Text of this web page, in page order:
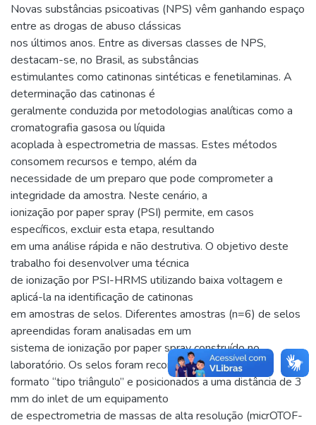
Novas substâncias psicoativas (NPS) vêm ganhando espaço
entre as drogas de abuso clássicas
nos últimos anos. Entre as diversas classes de NPS,
destacam-se, no Brasil, as substâncias
estimulantes como catinonas sintéticas e fenetilaminas. A
determinação das catinonas é
geralmente conduzida por metodologias analíticas como a
cromatografia gasosa ou líquida
acoplada à espectrometria de massas. Estes métodos
consomem recursos e tempo, além da
necessidade de um preparo que pode comprometer a
integridade da amostra. Neste cenário, a
ionização por paper spray (PSI) permite, em casos
específicos, excluir esta etapa, resultando
em uma análise rápida e não destrutiva. O objetivo deste
trabalho foi desenvolver uma técnica
de ionização por PSI-HRMS utilizando baixa voltagem e
aplicá-la na identificação de catinonas
em amostras de selos. Diferentes amostras (n=6) de selos
apreendidas foram analisadas em um
sistema de ionização por paper spray construído no
laboratório. Os selos foram recortados em
formato “tipo triângulo” e posicionados a uma distância de 3
mm do inlet de um equipamento
de espectrometria de massas de alta resolução (micrOTOF-